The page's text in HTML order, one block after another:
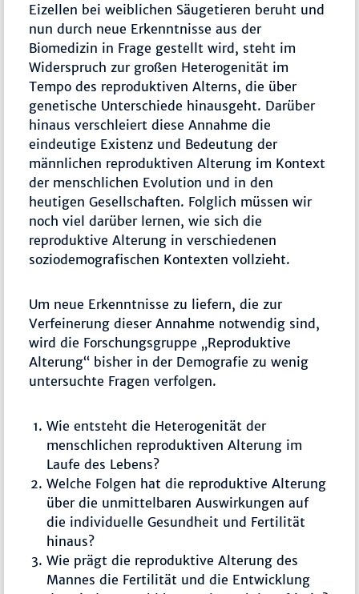
Eizellen bei weiblichen Säugetieren beruht und
nun durch neue Erkenntnisse aus der
Biomedizin in Frage gestellt wird, steht im
Widerspruch zur großen Heterogenität im
Tempo des reproduktiven Alterns, die über
genetische Unterschiede hinausgeht. Darüber
hinaus verschleiert diese Annahme die
eindeutige Existenz und Bedeutung der
männlichen reproduktiven Alterung im Kontext
der menschlichen Evolution und in den
heutigen Gesellschaften. Folglich müssen wir
noch viel darüber lernen, wie sich die
reproduktive Alterung in verschiedenen
soziodemografischen Kontexten vollzieht.
Um neue Erkenntnisse zu liefern, die zur
Verfeinerung dieser Annahme notwendig sind,
wird die Forschungsgruppe „Reproduktive
Alterung“ bisher in der Demografie zu wenig
untersuchte Fragen verfolgen.
Wie entsteht die Heterogenität der
menschlichen reproduktiven Alterung im
Laufe des Lebens?
Welche Folgen hat die reproduktive Alterung
über die unmittelbaren Auswirkungen auf
die individuelle Gesundheit und Fertilität
hinaus?
Wie prägt die reproduktive Alterung des
Mannes die Fertilität und die Entwicklung